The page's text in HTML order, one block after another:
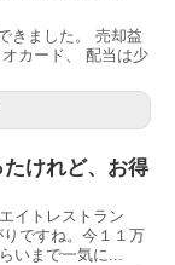
きました。 売却益
カード、 配当は少
けれど、お得
イトレストラン
ですね。今１１万
いまで一気に...